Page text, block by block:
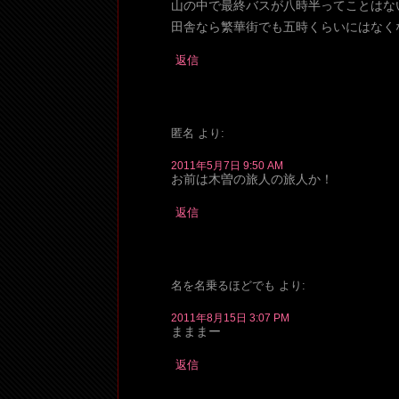
山の中で最終バスが八時半ってことはな
田舎なら繁華街でも五時くらいにはなく
返信
匿名 より:
2011年5月7日 9:50 AM
お前は木曽の旅人の旅人か！
返信
名を名乗るほどでも より:
2011年8月15日 3:07 PM
まままー
返信